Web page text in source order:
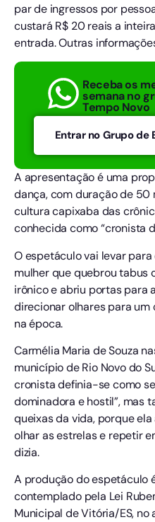
par de ingressos por
custará R$ 20 reais a
entrada. Outras
Receba os
semana no
Tempo Novo
Entrar no Grupo de
A apresentação é uma
dança, com duração de 50
cultura capixaba das
conhecida como “cronista
O espetáculo vai levar
mulher que quebrou tabus
irônico e abriu portas para
direcionar olhares para
na época.
Carmélia Maria de Souza
município de Rio Novo do
cronista definia-se como
dominadora e hostil”, mas
queixas da vida, porque
olhar as estrelas e repetir
dizia.
A produção do espetáculo
contemplado pela Lei
Municipal de Vitória/ES, no